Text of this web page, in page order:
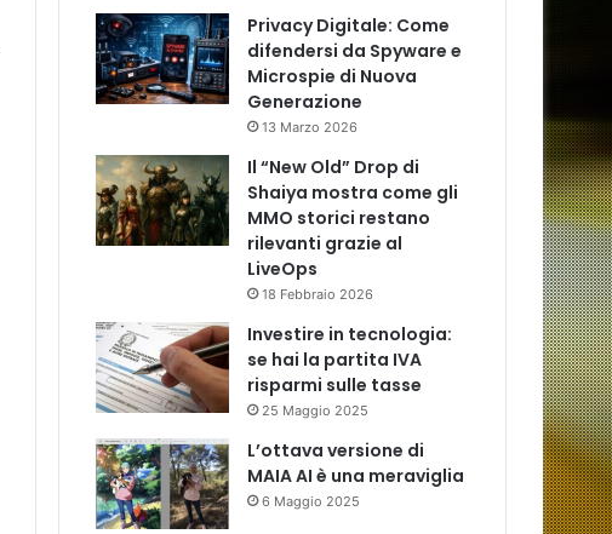
Privacy Digitale: Come
difendersi da Spyware e
Microspie di Nuova
Generazione
13 Marzo 2026
Il “New Old” Drop di
Shaiya mostra come gli
MMO storici restano
rilevanti grazie al
LiveOps
18 Febbraio 2026
Investire in tecnologia:
se hai la partita IVA
risparmi sulle tasse
25 Maggio 2025
L’ottava versione di
MAIA AI è una meraviglia
6 Maggio 2025